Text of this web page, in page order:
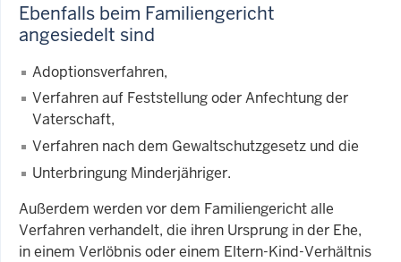
Ebenfalls beim Familiengericht
angesiedelt sind
Adoptionsverfahren,
Verfahren auf Feststellung oder Anfechtung der
Vaterschaft,
Verfahren nach dem Gewaltschutzgesetz und die
Unterbringung Minderjähriger.
Außerdem werden vor dem Familiengericht alle
Verfahren verhandelt, die ihren Ursprung in der Ehe,
in einem Verlöbnis oder einem Eltern-Kind-Verhältnis